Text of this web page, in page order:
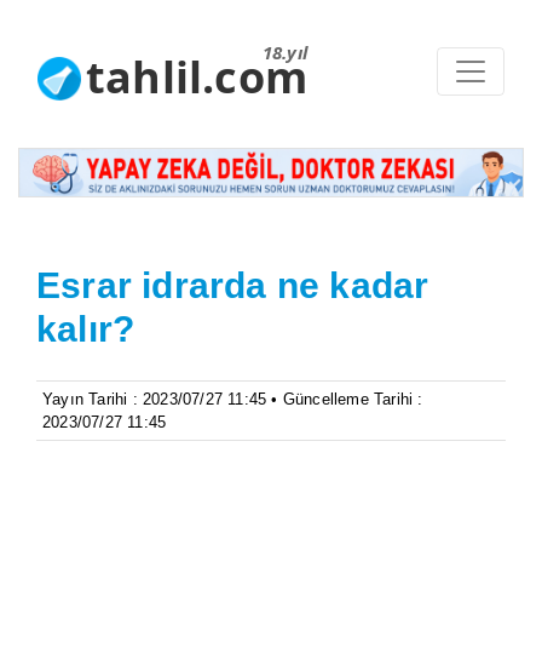
18.yıl
tahlil.com
Esrar idrarda ne kadar
kalır?
Yayın Tarihi : 2023/07/27 11:45 • Güncelleme Tarihi :
2023/07/27 11:45